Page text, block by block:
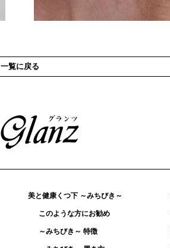
一覧に戻る
美と健康くつ下 ～みちびき～
このような方にお勧め
～みちびき～ 特徴